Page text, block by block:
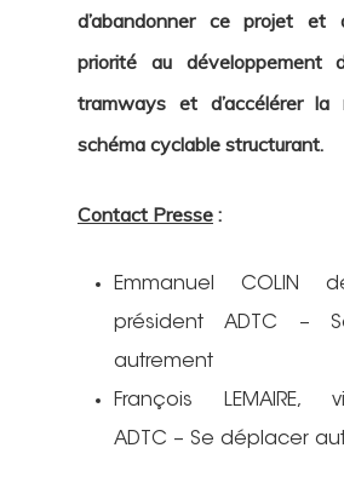
d’abandonner ce projet et
priorité au développement
tramways et d’accélérer la
schéma cyclable structurant.
Contact Presse :
Emmanuel COLIN de
président ADTC –
autrement
François LEMAIRE,
ADTC – Se déplacer